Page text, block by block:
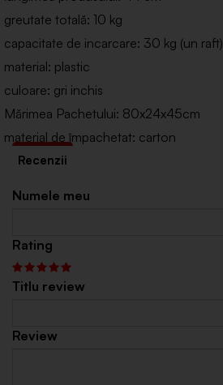
greutate totală: 10 kg
capacitate de incarcare: 30 kg (un raft)
material: plastic
culoare: gri inchis
Mărimea Pachetului: 80x24x45cm
material de împachetat: carton
Numele meu
Rating
Titlu review
Review